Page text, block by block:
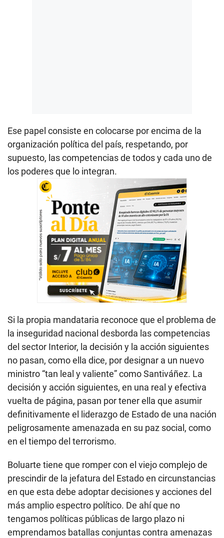
Ese papel consiste en colocarse por encima de la
organización política del país, respetando, por
supuesto, las competencias de todos y cada uno de
los poderes que lo integran.
Si la propia mandataria reconoce que el problema de
la inseguridad nacional desborda las competencias
del sector Interior, la decisión y la acción siguientes
no pasan, como ella dice, por designar a un nuevo
ministro “tan leal y valiente” como Santiváñez. La
decisión y acción siguientes, en una real y efectiva
vuelta de página, pasan por tener ella que asumir
definitivamente el liderazgo de Estado de una nación
peligrosamente amenazada en su paz social, como
en el tiempo del terrorismo.
Boluarte tiene que romper con el viejo complejo de
prescindir de la jefatura del Estado en circunstancias
en que esta debe adoptar decisiones y acciones del
más amplio espectro político. De ahí que no
tengamos políticas públicas de largo plazo ni
emprendamos batallas conjuntas contra amenazas